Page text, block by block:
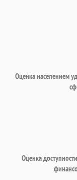
Оценка населением
Оценка